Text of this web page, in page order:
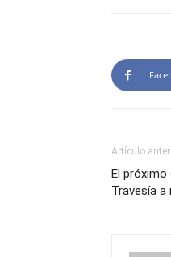
Artículo
El próximo
Travesía a